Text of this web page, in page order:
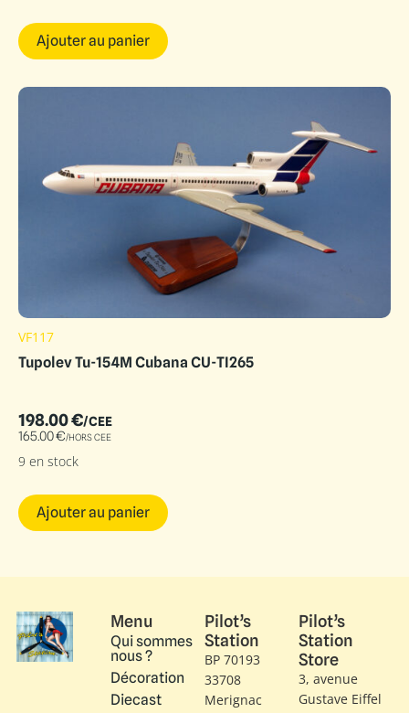
Ajouter au panier
VF117
Tupolev Tu-154M Cubana CU-TI265
198.00€/CEE
165.00€/HORS CEE
9 en stock
Ajouter au panier
Menu
Qui sommes
nous ?
Décoration
Diecast
Pilot’s
Station
BP 70193
33708
Merignac
Pilot’s
Station
Store
3, avenue
Gustave Eiffel​